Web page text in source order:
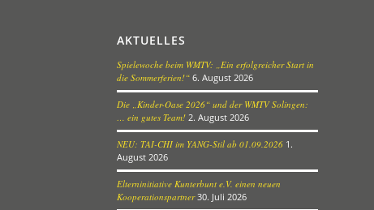
AKTUELLES
Spielewoche beim WMTV: „Ein erfolgreicher Start in
die Sommerferien!“ 6. August 2026
Die „Kinder-Oase 2026“ und der WMTV Solingen:
… ein gutes Team! 2. August 2026
NEU: TAI-CHI im YANG-Stil ab 01.09.2026 1.
August 2026
Elterninitiative Kunterbunt e.V. einen neuen
Kooperationspartner 30. Juli 2026